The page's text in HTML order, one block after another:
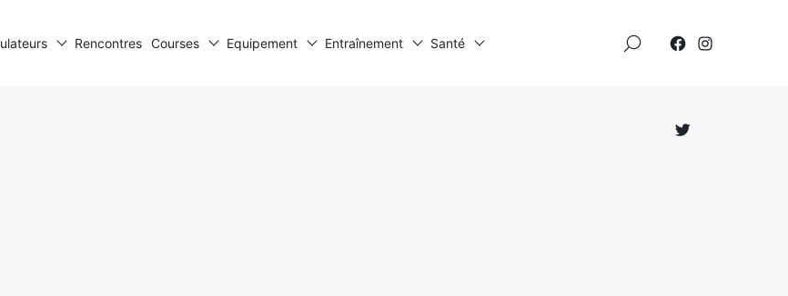
Rencontres Courses Equipement Entraînement Santé
Élément